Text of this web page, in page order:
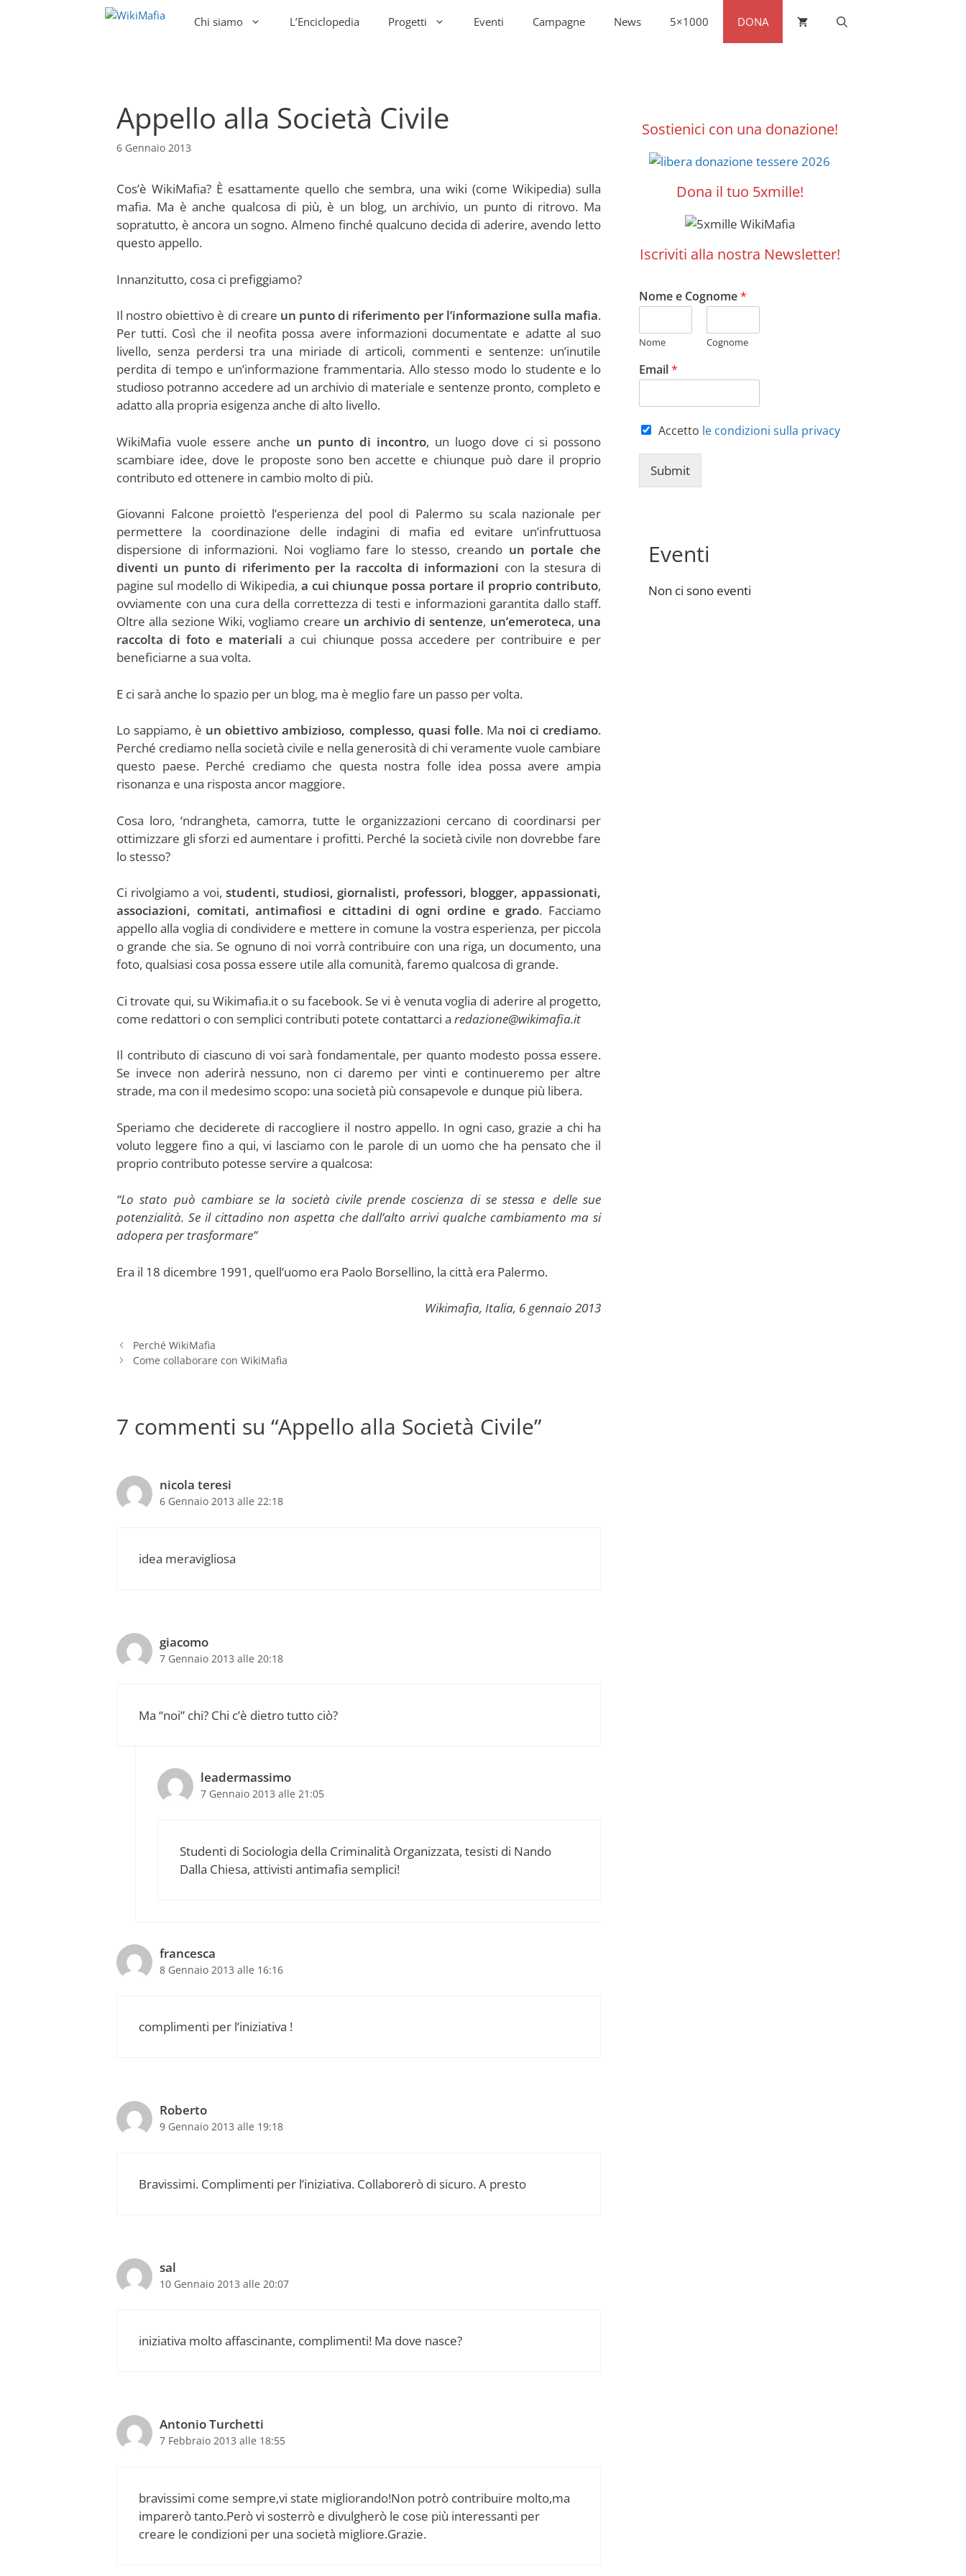
Chi siamo L’Enciclopedia Progetti Eventi Campagne News 5×1000 DONA
Appello alla Società Civile
6 Gennaio 2013
Cos’è WikiMafia? È esattamente quello che sembra, una wiki (come Wikipedia) sulla
mafia. Ma è anche qualcosa di più, è un blog, un archivio, un punto di ritrovo. Ma
sopratutto, è ancora un sogno. Almeno finché qualcuno decida di aderire, avendo letto
questo appello.
Innanzitutto, cosa ci prefiggiamo?
Il nostro obiettivo è di creare un punto di riferimento per l’informazione sulla mafia.
Per tutti. Così che il neofita possa avere informazioni documentate e adatte al suo
livello, senza perdersi tra una miriade di articoli, commenti e sentenze: un’inutile
perdita di tempo e un’informazione frammentaria. Allo stesso modo lo studente e lo
studioso potranno accedere ad un archivio di materiale e sentenze pronto, completo e
adatto alla propria esigenza anche di alto livello.
WikiMafia vuole essere anche un punto di incontro, un luogo dove ci si possono
scambiare idee, dove le proposte sono ben accette e chiunque può dare il proprio
contributo ed ottenere in cambio molto di più.
Giovanni Falcone proiettò l’esperienza del pool di Palermo su scala nazionale per
permettere la coordinazione delle indagini di mafia ed evitare un’infruttuosa
dispersione di informazioni. Noi vogliamo fare lo stesso, creando un portale che
diventi un punto di riferimento per la raccolta di informazioni con la stesura di
pagine sul modello di Wikipedia, a cui chiunque possa portare il proprio contributo,
ovviamente con una cura della correttezza di testi e informazioni garantita dallo staff.
Oltre alla sezione Wiki, vogliamo creare un archivio di sentenze, un’emeroteca, una
raccolta di foto e materialia cui chiunque possa accedere per contribuire e per
beneficiarne a sua volta.
E ci sarà anche lo spazio per un blog, ma è meglio fare un passo per volta.
Lo sappiamo, è un obiettivo ambizioso, complesso, quasi folle. Ma noi ci crediamo.
Perché crediamo nella società civile e nella generosità di chi veramente vuole cambiare
questo paese. Perché crediamo che questa nostra folle idea possa avere ampia
risonanza e una risposta ancor maggiore.
Cosa loro, ‘ndrangheta, camorra, tutte le organizzazioni cercano di coordinarsi per
ottimizzare gli sforzi ed aumentare i profitti. Perché la società civile non dovrebbe fare
lo stesso?
Ci rivolgiamo a voi, studenti, studiosi, giornalisti, professori, blogger, appassionati,
associazioni, comitati, antimafiosi e cittadini di ogni ordine e grado. Facciamo
appello alla voglia di condividere e mettere in comune la vostra esperienza, per piccola
o grande che sia. Se ognuno di noi vorrà contribuire con una riga, un documento, una
foto, qualsiasi cosa possa essere utile alla comunità, faremo qualcosa di grande.
Ci trovate qui, su Wikimafia.it o su facebook. Se vi è venuta voglia di aderire al progetto,
come redattori o con semplici contributi potete contattarci a redazione@wikimafia.it
Il contributo di ciascuno di voi sarà fondamentale, per quanto modesto possa essere.
Se invece non aderirà nessuno, non ci daremo per vinti e continueremo per altre
strade, ma con il medesimo scopo: una società più consapevole e dunque più libera.
Speriamo che deciderete di raccogliere il nostro appello. In ogni caso, grazie a chi ha
voluto leggere fino a qui, vi lasciamo con le parole di un uomo che ha pensato che il
proprio contributo potesse servire a qualcosa:
“Lo stato può cambiare se la società civile prende coscienza di se stessa e delle sue
potenzialità. Se il cittadino non aspetta che dall’alto arrivi qualche cambiamento ma si
adopera per trasformare”
Era il 18 dicembre 1991, quell’uomo era Paolo Borsellino, la città era Palermo.
Wikimafia, Italia, 6 gennaio 2013
Perché WikiMafia
Come collaborare con WikiMafia
7 commenti su “Appello alla Società Civile”
nicola teresi
6 Gennaio 2013 alle 22:18
idea meravigliosa
giacomo
7 Gennaio 2013 alle 20:18
Ma “noi” chi? Chi c’è dietro tutto ciò?
leadermassimo
7 Gennaio 2013 alle 21:05
Studenti di Sociologia della Criminalità Organizzata, tesisti di Nando
Dalla Chiesa, attivisti antimafia semplici!
francesca
8 Gennaio 2013 alle 16:16
complimenti per l’iniziativa !
Roberto
9 Gennaio 2013 alle 19:18
Bravissimi. Complimenti per l’iniziativa. Collaborerò di sicuro. A presto
sal
10 Gennaio 2013 alle 20:07
iniziativa molto affascinante, complimenti! Ma dove nasce?
Antonio Turchetti
7 Febbraio 2013 alle 18:55
bravissimi come sempre,vi state migliorando!Non potrò contribuire molto,ma
imparerò tanto.Però vi sosterrò e divulgherò le cose più interessanti per
creare le condizioni per una società migliore.Grazie.
Sostienici con una donazione!
Dona il tuo 5xmille!
Iscriviti alla nostra Newsletter!
Nome e Cognome*
Nome Cognome
Email*
Accetto le condizioni sulla privacy
Submit
Eventi
Non ci sono eventi